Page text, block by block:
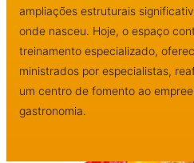
ampliações estruturais
onde nasceu. Hoje, o espaço
treinamento especializado,
ministrados por especialistas,
um centro de fomento ao
gastronomia.